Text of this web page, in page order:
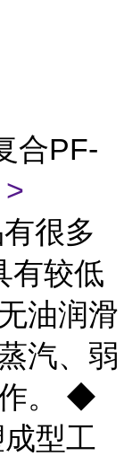
合PF-
很多
有较低
油润滑
汽、弱
。 ◆
型工